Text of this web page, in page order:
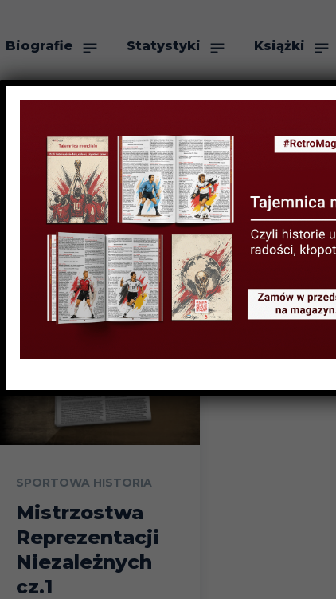
Biografie Statystyki Książki
O nas
SPORTOWA HISTORIA
Mistrzostwa
Reprezentacji
Niezależnych
cz.1